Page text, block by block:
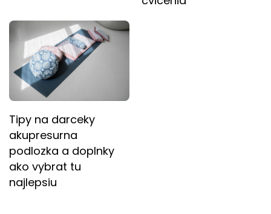
Tipy na darceky
akupresurna
podlozka a doplnky
ako vybrat tu
najlepsiu